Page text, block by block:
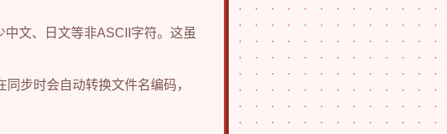
文、日文等非ASCII字符。这虽
步时会自动转换文件名编码，